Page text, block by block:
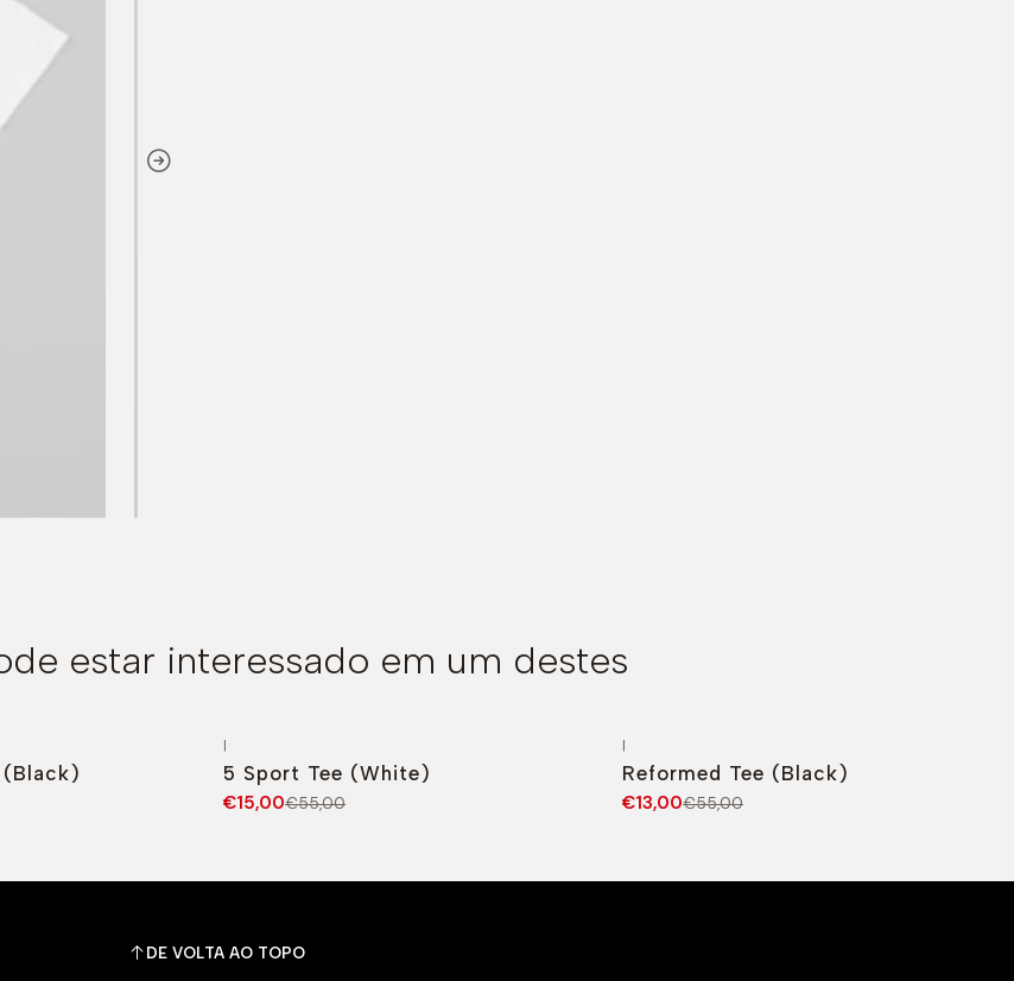
estar interessado em um destes
(Black)
|
5 Sport Tee (White)
€15,00€55,00
|
Reformed Tee (Black)
€13,00€55,00
DE VOLTA AO TOPO